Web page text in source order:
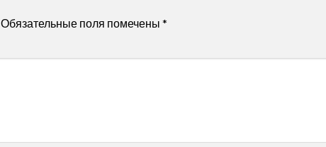
Обязательные поля помечены *